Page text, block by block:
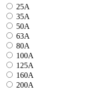
25A
35A
50A
63A
80A
100A
125A
160A
200A